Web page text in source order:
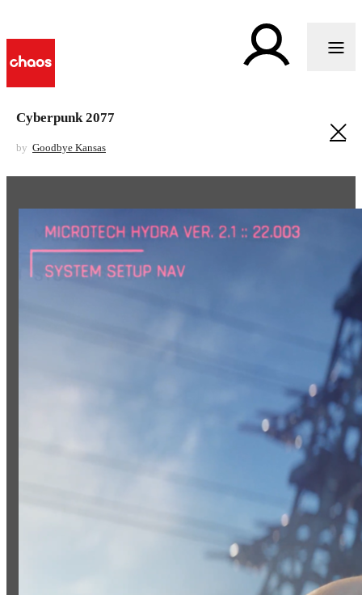
Cyberpunk 2077
by Goodbye Kansas